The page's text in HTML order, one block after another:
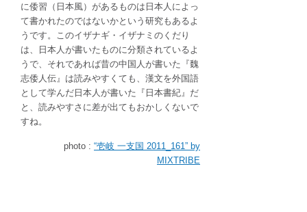
に倭習（日本風）があるものは日本人によっ
て書かれたのではないかという研究もあるよ
うです。このイザナギ・イザナミのくだり
は、日本人が書いたものに分類されているよ
うで、それであれば昔の中国人が書いた『魏
志倭人伝』は読みやすくても、漢文を外国語
として学んだ日本人が書いた『日本書紀』だ
と、読みやすさに差が出てもおかしくないで
すね。
photo : “壱岐 一支国 2011_161” by
MIXTRIBE